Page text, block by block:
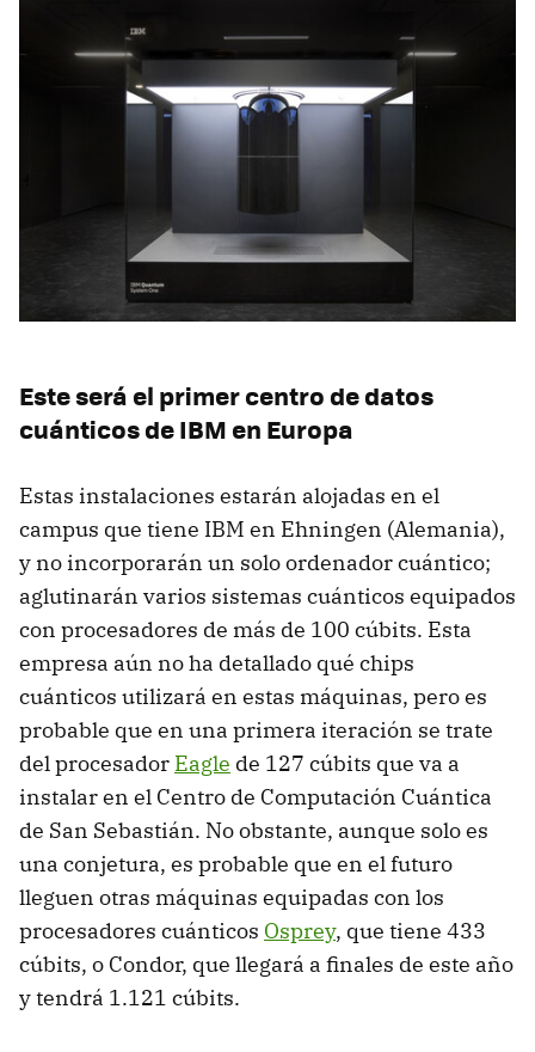
Este será el primer centro de datos
cuánticos de IBM en Europa
Estas instalaciones estarán alojadas en el
campus que tiene IBM en Ehningen (Alemania),
y no incorporarán un solo ordenador cuántico;
aglutinarán varios sistemas cuánticos equipados
con procesadores de más de 100 cúbits. Esta
empresa aún no ha detallado qué chips
cuánticos utilizará en estas máquinas, pero es
probable que en una primera iteración se trate
del procesador Eagle de 127 cúbits que va a
instalar en el Centro de Computación Cuántica
de San Sebastián. No obstante, aunque solo es
una conjetura, es probable que en el futuro
lleguen otras máquinas equipadas con los
procesadores cuánticos Osprey, que tiene 433
cúbits, o Condor, que llegará a finales de este año
y tendrá 1.121 cúbits.